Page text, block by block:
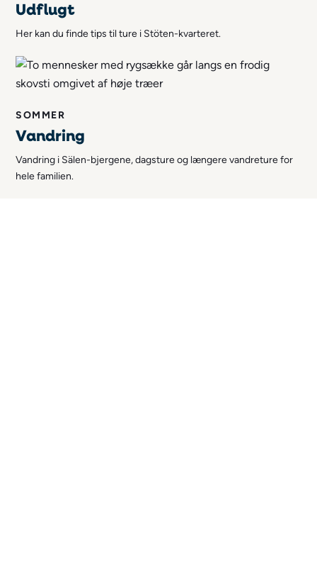
Udflugt
Her kan du finde tips til ture i Stöten-kvarteret.
SOMMER
Vandring
Vandring i Sälen-bjergene, dagsture og længere vandreture for
hele familien.